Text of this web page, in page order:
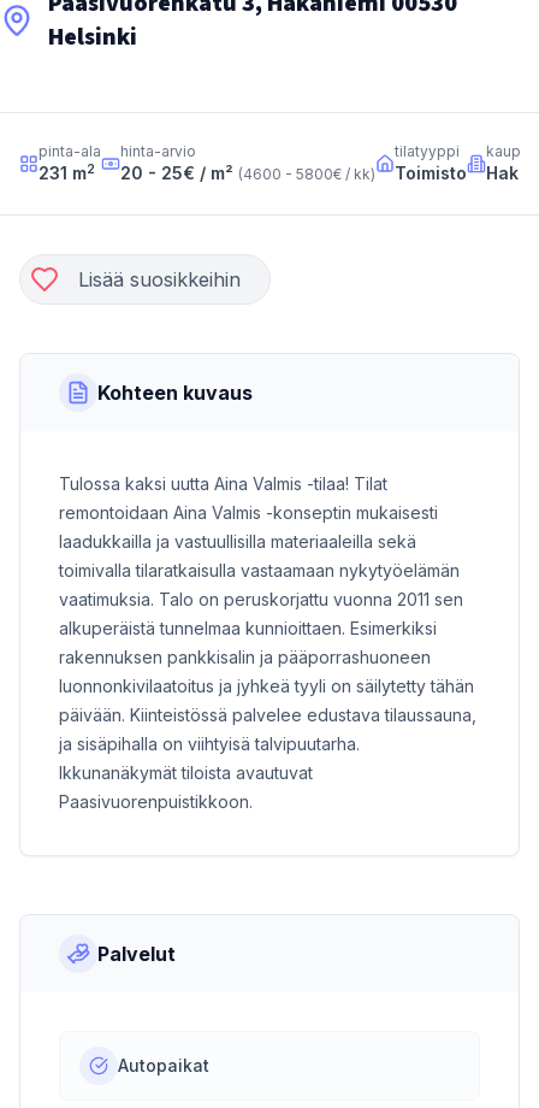
Helsinki
pinta-ala
231 m2
hinta-arvio
20 - 25€ / m² (4600 - 5800€ / kk)
tilatyyppi
Toimisto
Lisää suosikkeihin
Kohteen kuvaus
Tulossa kaksi uutta Aina Valmis -tilaa! Tilat
remontoidaan Aina Valmis -konseptin mukaisesti
laadukkailla ja vastuullisilla materiaaleilla sekä
toimivalla tilaratkaisulla vastaamaan nykytyöelämän
vaatimuksia. Talo on peruskorjattu vuonna 2011 sen
alkuperäistä tunnelmaa kunnioittaen. Esimerkiksi
rakennuksen pankkisalin ja pääporrashuoneen
luonnonkivilaatoitus ja jyhkeä tyyli on säilytetty tähän
päivään. Kiinteistössä palvelee edustava tilaussauna,
ja sisäpihalla on viihtyisä talvipuutarha.
Ikkunanäkymät tiloista avautuvat
Paasivuorenpuistikkoon.
Palvelut
Autopaikat